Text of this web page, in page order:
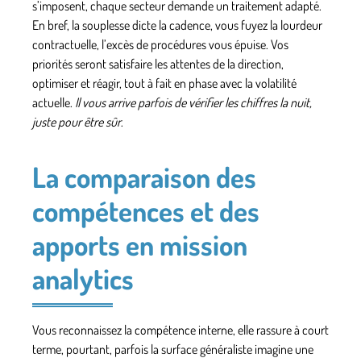
s’imposent, chaque secteur demande un traitement adapté.
En bref, la souplesse dicte la cadence, vous fuyez la lourdeur
contractuelle, l’excès de procédures vous épuise. Vos
priorités seront satisfaire les attentes de la direction,
optimiser et réagir, tout à fait en phase avec la volatilité
actuelle. Il vous arrive parfois de vérifier les chiffres la nuit,
juste pour être sûr.
La comparaison des
compétences et des
apports en mission
analytics
Vous reconnaissez la compétence interne, elle rassure à court
terme, pourtant, parfois la surface généraliste imagine une